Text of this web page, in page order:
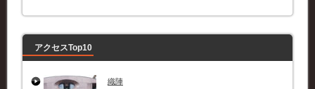
ー
アクセスTop10
織陣